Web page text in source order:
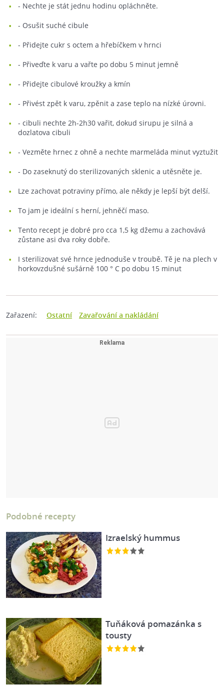
- Nechte je stát jednu hodinu opláchněte.
- Osušit suché cibule
- Přidejte cukr s octem a hřebíčkem v hrnci
- Přiveďte k varu a vařte po dobu 5 minut jemně
- Přidejte cibulové kroužky a kmín
- Přivést zpět k varu, zpěnit a zase teplo na nízké úrovni.
- cibuli nechte 2h-2h30 vařit, dokud sirupu je silná a
dozlatova cibuli
- Vezměte hrnec z ohně a nechte marmeláda minut vyztužit
- Do zaseknutý do sterilizovaných sklenic a utěsněte je.
Lze zachovat potraviny přímo, ale někdy je lepší být delší.
To jam je ideální s herní, jehněčí maso.
Tento recept je dobré pro cca 1,5 kg džemu a zachovává
zůstane asi dva roky dobře.
I sterilizovat své hrnce jednoduše v troubě. Tě je na plech v
horkovzdušné sušárně 100 ° C po dobu 15 minut
Zařazení: Ostatní Zavařování a nakládání
Podobné recepty
Izraelský hummus
Tuňáková pomazánka s
tousty